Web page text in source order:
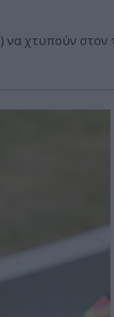
να χτυπούν